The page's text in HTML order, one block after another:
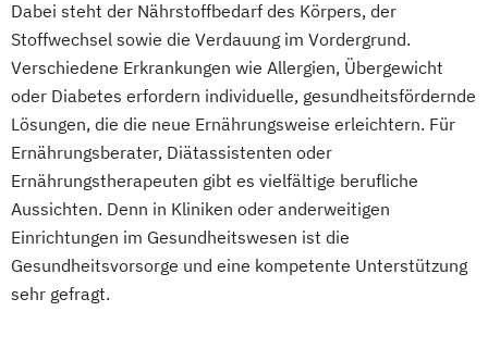
Dabei steht der Nährstoffbedarf des Körpers, der
Stoffwechsel sowie die Verdauung im Vordergrund.
Verschiedene Erkrankungen wie Allergien, Übergewicht
oder Diabetes erfordern individuelle, gesundheitsfördernde
Lösungen, die die neue Ernährungsweise erleichtern. Für
Ernährungsberater, Diätassistenten oder
Ernährungstherapeuten gibt es vielfältige berufliche
Aussichten. Denn in Kliniken oder anderweitigen
Einrichtungen im Gesundheitswesen ist die
Gesundheitsvorsorge und eine kompetente Unterstützung
sehr gefragt.